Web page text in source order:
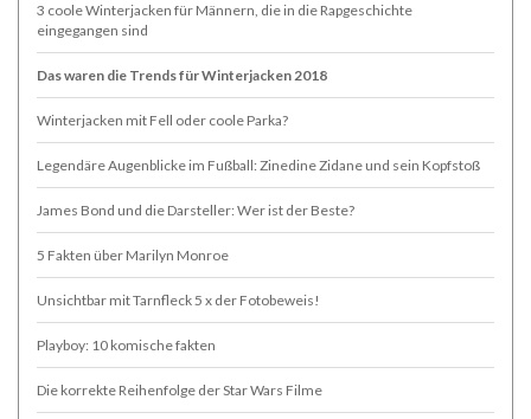
3 coole Winterjacken für Männern, die in die Rapgeschichte
eingegangen sind
Das waren die Trends für Winterjacken 2018
Winterjacken mit Fell oder coole Parka?
Legendäre Augenblicke im Fußball: Zinedine Zidane und sein Kopfstoß
James Bond und die Darsteller: Wer ist der Beste?
5 Fakten über Marilyn Monroe
Unsichtbar mit Tarnfleck 5 x der Fotobeweis!
Playboy: 10 komische fakten
Die korrekte Reihenfolge der Star Wars Filme